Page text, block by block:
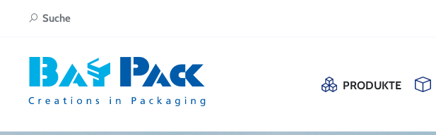
Suche
PRODUKTE